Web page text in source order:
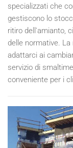
specializzati che
gestiscono lo
ritiro dell'amianto,
delle normative.
adattarci ai
servizio di
conveniente per i